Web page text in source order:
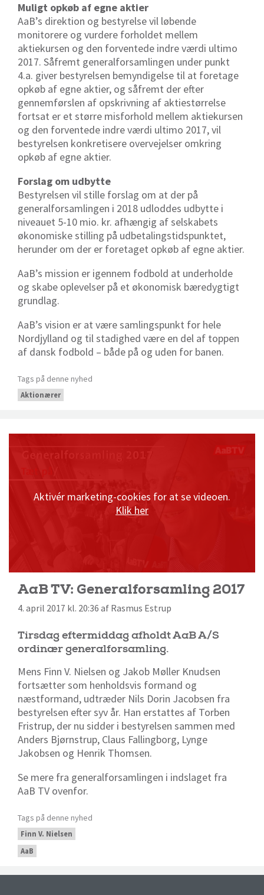
Muligt opkøb af egne aktier
AaB’s direktion og bestyrelse vil løbende
monitorere og vurdere forholdet mellem
aktiekursen og den forventede indre værdi ultimo
2017. Såfremt generalforsamlingen under punkt
4.a. giver bestyrelsen bemyndigelse til at foretage
opkøb af egne aktier, og såfremt der efter
gennemførslen af opskrivning af aktiestørrelse
fortsat er et større misforhold mellem aktiekursen
og den forventede indre værdi ultimo 2017, vil
bestyrelsen konkretisere overvejelser omkring
opkøb af egne aktier.
Forslag om udbytte
Bestyrelsen vil stille forslag om at der på
generalforsamlingen i 2018 udloddes udbytte i
niveauet 5-10 mio. kr. afhængig af selskabets
økonomiske stilling på udbetalingstidspunktet,
herunder om der er foretaget opkøb af egne aktier.
AaB’s mission er igennem fodbold at underholde
og skabe oplevelser på et økonomisk bæredygtigt
grundlag.
AaB’s vision er at være samlingspunkt for hele
Nordjylland og til stadighed være en del af toppen
af dansk fodbold – både på og uden for banen.
Tags på denne nyhed
Aktionærer
Aktivér marketing-cookies for at se videoen.
Klik her
AaB TV: Generalforsamling 2017
4. april 2017 kl. 20:36 af Rasmus Estrup
Tirsdag eftermiddag afholdt AaB A/S
ordinær generalforsamling.
Mens Finn V. Nielsen og Jakob Møller Knudsen
fortsætter som henholdsvis formand og
næstformand, udtræder Nils Dorin Jacobsen fra
bestyrelsen efter syv år. Han erstattes af Torben
Fristrup, der nu sidder i bestyrelsen sammen med
Anders Bjørnstrup, Claus Fallingborg, Lynge
Jakobsen og Henrik Thomsen.
Se mere fra generalforsamlingen i indslaget fra
AaB TV ovenfor.
Tags på denne nyhed
Finn V. Nielsen
AaB